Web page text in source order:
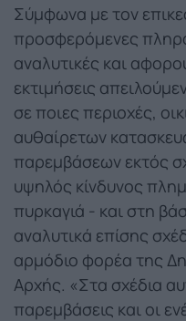
Σύμφωνα με τον
προσφερόμενες
αναλυτικές και
εκτιμήσεις
σε ποιες περιοχές,
αυθαίρετων
παρεμβάσεων εκτός
υψηλός κίνδυνος
πυρκαγιά - και στη
αναλυτικά επίσης
αρμόδιο φορέα της
Αρχής. «Στα σχέδια
παρεμβάσεις και οι